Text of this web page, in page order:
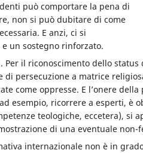
può comportare la pena di
non si può dubitare di come
E anzi, ci si
un sostegno rinforzato.
Per il riconoscimento dello
persecuzione a matrice
come oppresse. E l’onere
esempio, ricorrere a esperti, è
teologiche, eccetera), si
di una eventuale non-
internazionale non è in